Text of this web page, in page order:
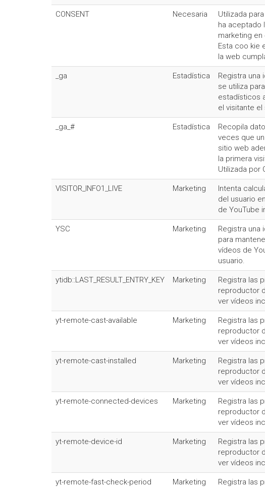
CONSENT Necesaria
Utilizada
ha aceptado
marketing
Esta coo kie
la web
_ga Estadística
Registra una
se utiliza
estadísticos
el visitante el
_ga_# Estadística
Recopila
veces que
sitio web
la primera
Utilizada por
VISITOR_INFO1_LIVE Marketing
Intenta
del usuario
de YouTube
YSC Marketing
Registra una
para
vídeos de
usuario.
ytidb::LAST_RESULT_ENTRY_KEY Marketing
Registra las
reproductor
ver vídeos
yt-remote-cast-available Marketing
Registra las
reproductor
ver vídeos
yt-remote-cast-installed Marketing
Registra las
reproductor
ver vídeos
yt-remote-connected-devices Marketing
Registra las
reproductor
ver vídeos
yt-remote-device-id Marketing
Registra las
reproductor
ver vídeos
yt-remote-fast-check-period Marketing
Registra las